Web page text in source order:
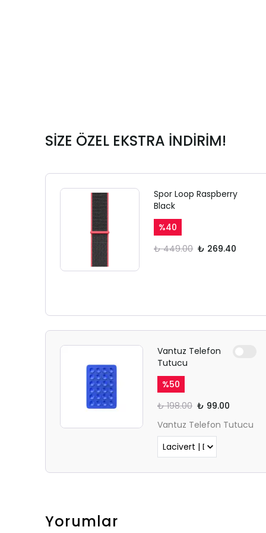
SİZE ÖZEL EKSTRA İNDİRİM!
Spor Loop Raspberry
Black
%40
₺ 449.00 ₺ 269.40
Vantuz Telefon
Tutucu
%50
₺ 198.00 ₺ 99.00
Vantuz Telefon Tutucu
Yorumlar